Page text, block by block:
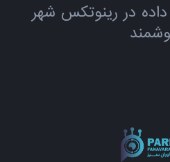
در رینوتکس شهر